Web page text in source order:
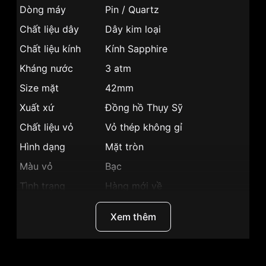
Dòng máy
Pin / Quartz
Chất liệu dây
Dây kim loại
Chất liệu kính
Kính Sapphire
Kháng nước
3 atm
Size mặt
42mm
Xuất xứ
Đồng hồ Thụy Sỹ
Chất liệu vỏ
Vỏ thép không gỉ
Hình dạng
Mặt tròn
Màu vỏ
Bạc
Tình trạng
Hàng mới về
Sang trọng
Chronograph, Giờ, phút, giây, Lịch
Xem thêm